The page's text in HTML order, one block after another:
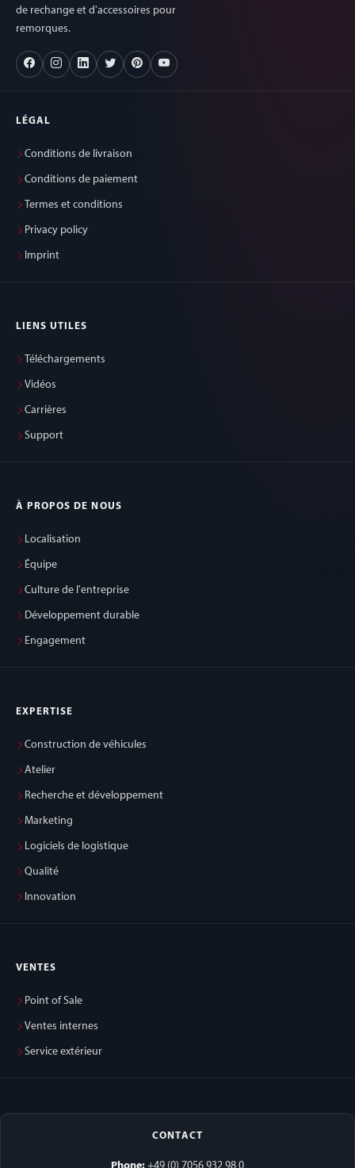
de rechange et d'accessoires pour
remorques.
LÉGAL
Conditions de livraison
Conditions de paiement
Termes et conditions
Privacy policy
Imprint
LIENS UTILES
Téléchargements
Vidéos
Carrières
Support
À PROPOS DE NOUS
Localisation
Équipe
Culture de l'entreprise
Développement durable
Engagement
EXPERTISE
Construction de véhicules
Atelier
Recherche et développement
Marketing
Logiciels de logistique
Qualité
Innovation
VENTES
Point of Sale
Ventes internes
Service extérieur
CONTACT